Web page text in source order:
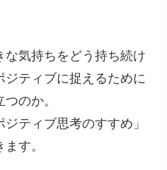
な気持ちをどう持ち続け
ジティブに捉えるために
のか。
ティブ思考のすすめ」
す。